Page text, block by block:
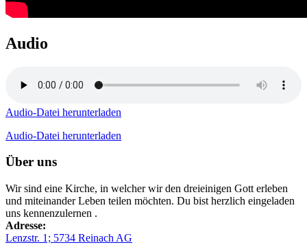
Audio
Audio-Datei herunterladen
Audio-Datei herunterladen
Über uns
Wir sind eine Kirche, in welcher wir den dreieinigen Gott erleben
und miteinander Leben teilen möchten. Du bist herzlich eingeladen
uns kennenzulernen .
Adresse:
Lenzstr. 1; 5734 Reinach AG